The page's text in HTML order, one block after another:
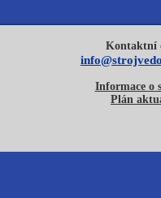
Kontaktní
Informace o
Plán